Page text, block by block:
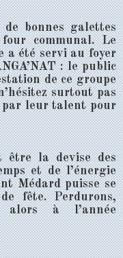
bonnes galettes
communal. Le
a été servi au foyer
: le public
de ce groupe
surtout pas
par leur talent pour
la devise des
et de l’énergie
Médard puisse se
fête. Perdurons,
alors à l’année